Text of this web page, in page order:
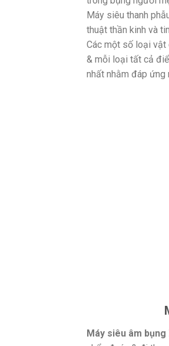
Máy siêu thanh
thuật thần kinh và
Các một số loại vật
& mỗi loại tất cả
nhất nhằm đáp ứng
Máy siêu âm